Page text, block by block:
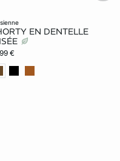
EN DENTELLE
€